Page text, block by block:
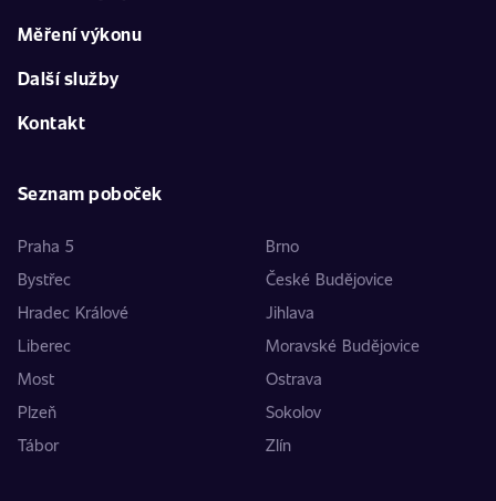
Měření výkonu
Další služby
Kontakt
Seznam poboček
Praha 5
Brno
Bystřec
České Budějovice
Hradec Králové
Jihlava
Liberec
Moravské Budějovice
Most
Ostrava
Plzeň
Sokolov
Tábor
Zlín